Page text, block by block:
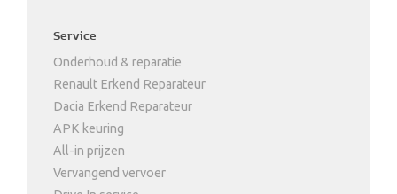
Service
Onderhoud & reparatie
Renault Erkend Reparateur
Dacia Erkend Reparateur
APK keuring
All-in prijzen
Vervangend vervoer